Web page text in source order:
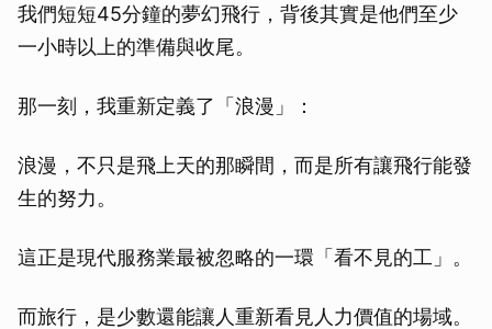
我們短短45分鐘的夢幻飛行，背後其實是他們至少
一小時以上的準備與收尾。
那一刻，我重新定義了「浪漫」：
浪漫，不只是飛上天的那瞬間，而是所有讓飛行能發
生的努力。
這正是現代服務業最被忽略的一環「看不見的工」。
而旅行，是少數還能讓人重新看見人力價值的場域。